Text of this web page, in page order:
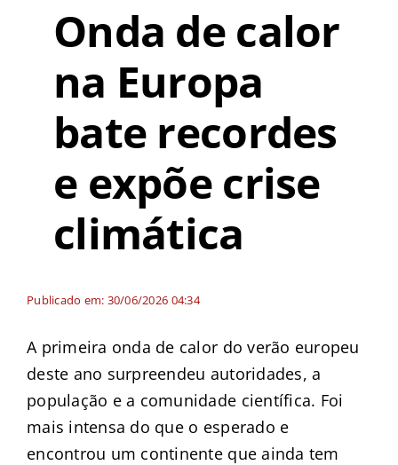
Onda de calor
na Europa
bate recordes
e expõe crise
climática
Publicado em: 30/06/2026 04:34
A primeira onda de calor do verão europeu
deste ano surpreendeu autoridades, a
população e a comunidade científica. Foi
mais intensa do que o esperado e
encontrou um continente que ainda tem